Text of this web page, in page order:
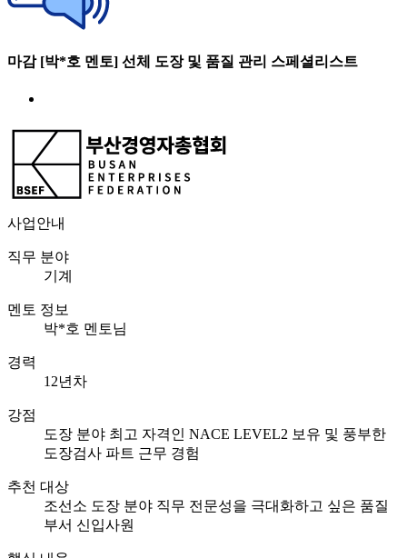
마감 [박*호 멘토] 선체 도장 및 품질 관리 스페셜리스트
사업안내
직무 분야
기계
멘토 정보
박*호 멘토님
경력
12년차
강점
도장 분야 최고 자격인 NACE LEVEL2 보유 및 풍부한
도장검사 파트 근무 경험
추천 대상
조선소 도장 분야 직무 전문성을 극대화하고 싶은 품질
부서 신입사원